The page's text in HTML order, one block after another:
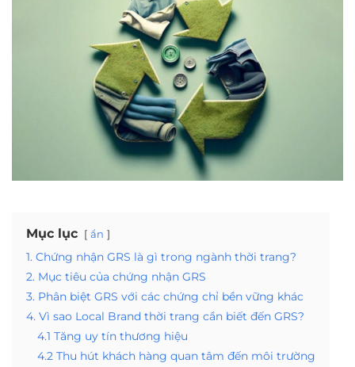
Mục lục ẩn
1. Chứng nhận GRS là gì trong ngành thời trang?
2. Mục tiêu của chứng nhận GRS
3. Phân biệt GRS với các chứng chỉ bền vững khác
4. Vì sao Local Brand thời trang cần biết đến GRS?
4.1 Tăng uy tín thương hiệu
4.2 Thu hút khách hàng quan tâm đến môi trường